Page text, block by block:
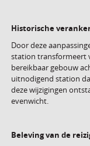
Historische
Door deze
station transformeert
bereikbaar gebouw
uitnodigend station
deze wijzigingen
evenwicht.
Beleving van de